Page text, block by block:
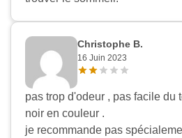
Christophe B.
16 Juin 2023
pas trop d'odeur , pas facile du
noir en couleur .
je recommande pas